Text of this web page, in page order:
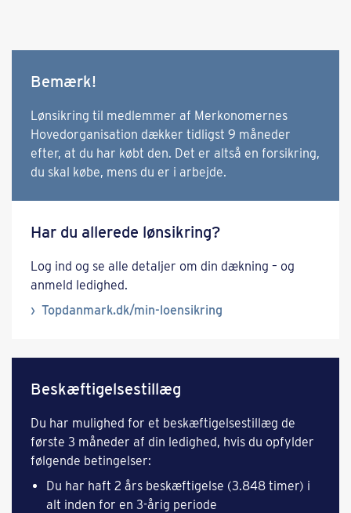
Bemærk!
Lønsikring til medlemmer af Merkonomernes
Hovedorganisation dækker tidligst 9 måneder
efter, at du har købt den. Det er altså en forsikring,
du skal købe, mens du er i arbejde.
Har du allerede lønsikring?
Log ind og se alle detaljer om din dækning – og
anmeld ledighed.
Topdanmark.dk/min-loensikring
Beskæftigelsestillæg
Du har mulighed for et beskæftigelsestillæg de
første 3 måneder af din ledighed, hvis du opfylder
følgende betingelser:
Du har haft 2 års beskæftigelse (3.848 timer) i
alt inden for en 3-årig periode